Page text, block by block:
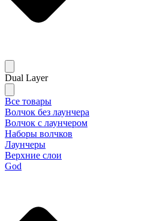
Dual Layer
Все товары
Волчок без лаунчера
Волчок с лаунчером
Наборы волчков
Лаунчеры
Верхние слои
God